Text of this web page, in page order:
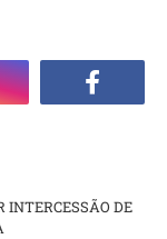
INTERCESSÃO DE